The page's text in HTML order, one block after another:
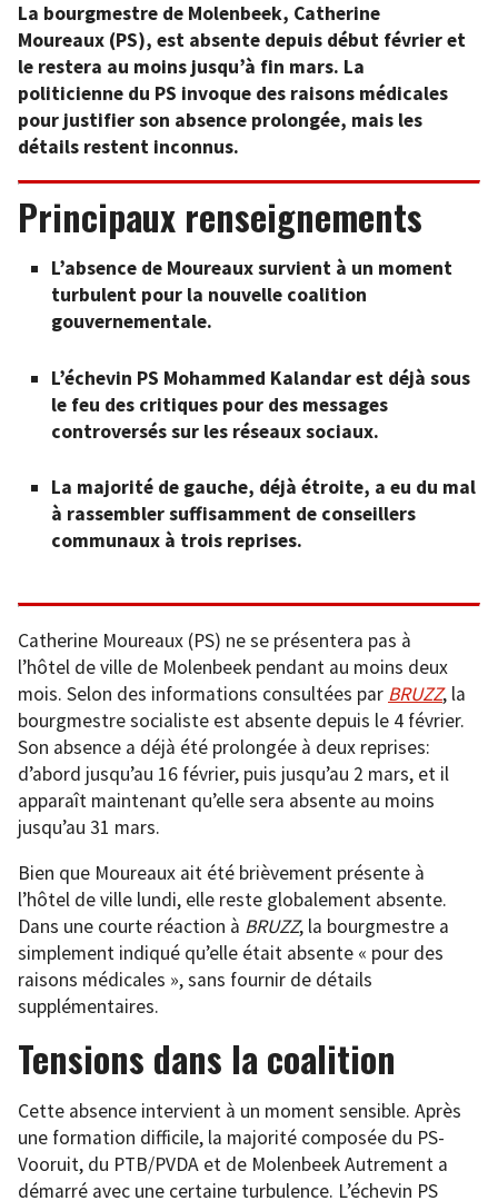
La bourgmestre de Molenbeek, Catherine
Moureaux (PS), est absente depuis début février et
le restera au moins jusqu’à fin mars. La
politicienne du PS invoque des raisons médicales
pour justifier son absence prolongée, mais les
détails restent inconnus.
Principaux renseignements
L’absence de Moureaux survient à un moment
turbulent pour la nouvelle coalition
gouvernementale.
L’échevin PS Mohammed Kalandar est déjà sous
le feu des critiques pour des messages
controversés sur les réseaux sociaux.
La majorité de gauche, déjà étroite, a eu du mal
à rassembler suffisamment de conseillers
communaux à trois reprises.
Catherine Moureaux (PS) ne se présentera pas à
l’hôtel de ville de Molenbeek pendant au moins deux
mois. Selon des informations consultées par BRUZZ, la
bourgmestre socialiste est absente depuis le 4 février.
Son absence a déjà été prolongée à deux reprises:
d’abord jusqu’au 16 février, puis jusqu’au 2 mars, et il
apparaît maintenant qu’elle sera absente au moins
jusqu’au 31 mars.
Bien que Moureaux ait été brièvement présente à
l’hôtel de ville lundi, elle reste globalement absente.
Dans une courte réaction à BRUZZ, la bourgmestre a
simplement indiqué qu’elle était absente « pour des
raisons médicales », sans fournir de détails
supplémentaires.
Tensions dans la coalition
Cette absence intervient à un moment sensible. Après
une formation difficile, la majorité composée du PS-
Vooruit, du PTB/PVDA et de Molenbeek Autrement a
démarré avec une certaine turbulence. L’échevin PS